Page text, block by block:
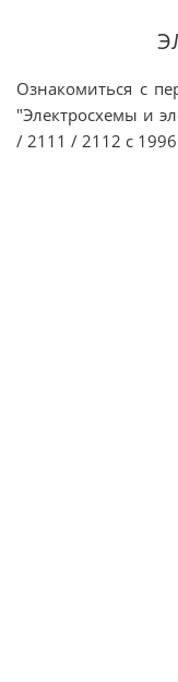
Ознакомиться с
"Электросхемы и
/ 2111 / 2112 с